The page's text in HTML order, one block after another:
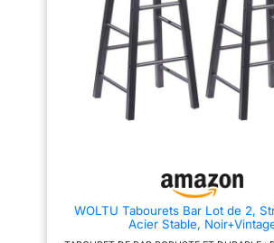
cm de diamètre assure la
stabilité pendant la rotation.
L’anneau en caoutchouc situé
sous la base de la chaise
protège votre sol et limite les
bruits lors de la rotation ou du
déplacement Montage facile,
confort immédiat : Ces
tabourets réglables sont livrés
acier
chaise de
Profitez
même
360°
Adaptez
une
simplicité
surface
WOLTU Tabourets Bar Lot de 2,
Acier Stable,